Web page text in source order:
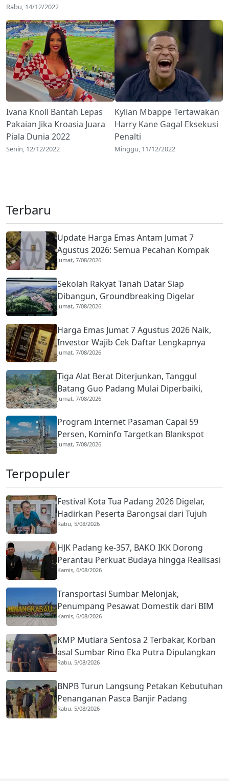
Rabu, 14/12/2022
Ivana Knoll Bantah Lepas
Pakaian Jika Kroasia Juara
Piala Dunia 2022
Senin, 12/12/2022
Kylian Mbappe Tertawakan
Harry Kane Gagal Eksekusi
Penalti
Minggu, 11/12/2022
Terbaru
Update Harga Emas Antam Jumat 7
Agustus 2026: Semua Pecahan Kompak
Menguat, Ini Rinciannya
Jumat, 7/08/2026
Sekolah Rakyat Tanah Datar Siap
Dibangun, Groundbreaking Digelar
September 2026
Jumat, 7/08/2026
Harga Emas Jumat 7 Agustus 2026 Naik,
Investor Wajib Cek Daftar Lengkapnya
Jumat, 7/08/2026
Tiga Alat Berat Diterjunkan, Tanggul
Batang Guo Padang Mulai Diperbaiki,
Warga Kuranji Bernapas Lega
Jumat, 7/08/2026
Program Internet Pasaman Capai 59
Persen, Kominfo Targetkan Blankspot
Tuntas Lima Tahun
Jumat, 7/08/2026
Terpopuler
Festival Kota Tua Padang 2026 Digelar,
Hadirkan Peserta Barongsai dari Tujuh
Negara
Rabu, 5/08/2026
HJK Padang ke-357, BAKO IKK Dorong
Perantau Perkuat Budaya hingga Realisasi
Kota Gastronomi
Kamis, 6/08/2026
Transportasi Sumbar Melonjak,
Penumpang Pesawat Domestik dari BIM
Naik Hampir 33 Persen
Kamis, 6/08/2026
KMP Mutiara Sentosa 2 Terbakar, Korban
asal Sumbar Rino Eka Putra Dipulangkan
ke Agam
Rabu, 5/08/2026
BNPB Turun Langsung Petakan Kebutuhan
Penanganan Pasca Banjir Padang
Rabu, 5/08/2026